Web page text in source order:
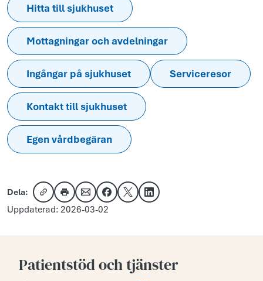
Hitta till sjukhuset
Mottagningar och avdelningar
Ingångar på sjukhuset Serviceresor
Kontakt till sjukhuset
Egen vårdbegäran
Dela:
Kopiera länk
Skriv utDela via e-post
Dela på Facebook
Dela på XDela på LinkedIn
Uppdaterad: 2026-03-02
Patientstöd och tjänster